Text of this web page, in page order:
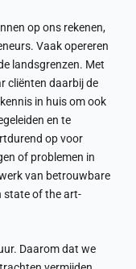
op ons rekenen,
Vaak opereren
landsgrenzen. Met
cliënten daarbij de
in huis om ook
en te
op voor
of problemen in
van betrouwbare
state of the art-
Daarom dat we